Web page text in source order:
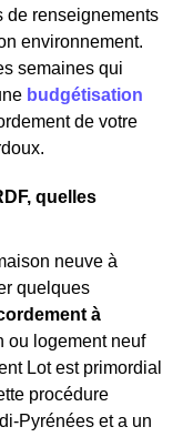
de renseignements
environnement.
semaines qui
budgétisation
de votre
quelles
neuve à
quelques
à
ou logement neuf
Lot est primordial
procédure
Pyrénées et a un